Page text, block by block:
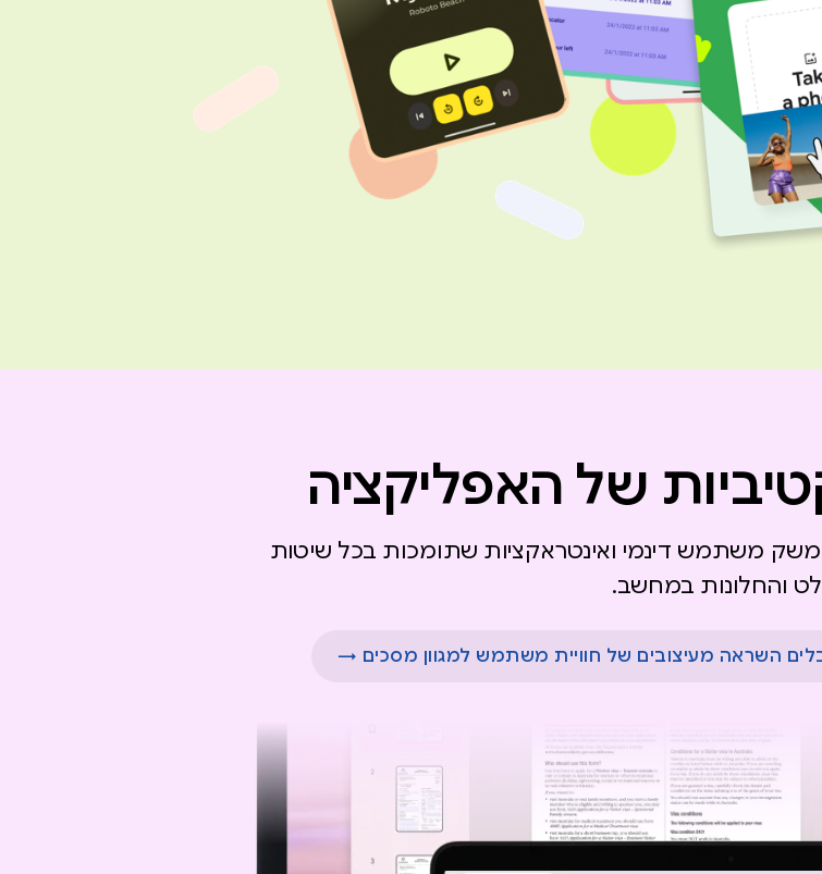
של האפליקציה
משתמש דינמי ואינטראקציות שתומכות בכל שיטות
והחלונות במחשב.
השראה מעיצובים של חוויית משתמש למגוון מסכים →